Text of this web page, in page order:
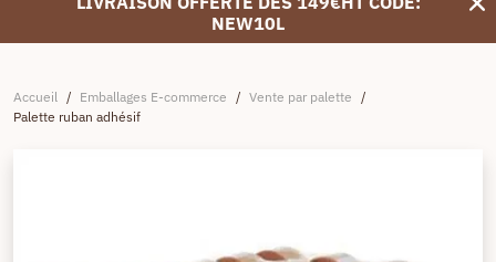
NEW10L
Accueil / Emballages E-commerce / Vente par palette /
Palette ruban adhésif